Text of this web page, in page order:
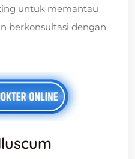
untuk memantau
berkonsultasi dengan